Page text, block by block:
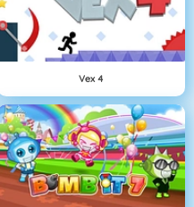
Vex 4